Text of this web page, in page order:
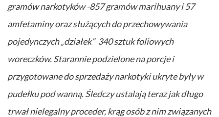
gramów narkotyków -857 gramów marihuany i 57
amfetaminy oraz służących do przechowywania
pojedynczych „działek” 340 sztuk foliowych
woreczków. Starannie podzielone na porcje i
przygotowane do sprzedaży narkotyki ukryte były w
pudełku pod wanną. Śledczy ustalają teraz jak długo
trwał nielegalny proceder, krąg osób z nim związanych